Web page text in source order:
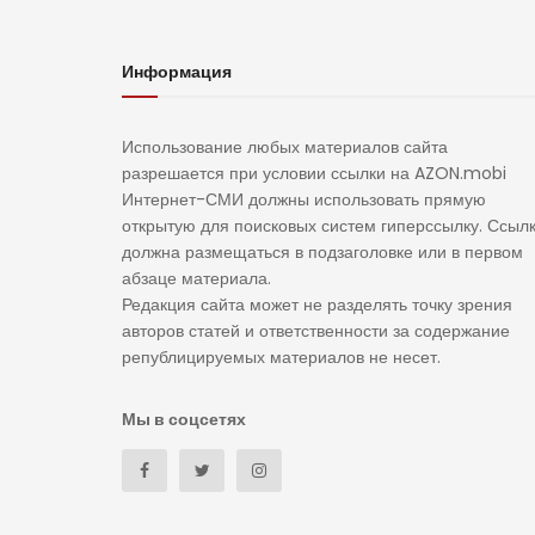
Информация
Использование любых материалов сайта
разрешается при условии ссылки на AZON.mobi
Интернет-СМИ должны использовать прямую
открытую для поисковых систем гиперссылку.
должна размещаться в подзаголовке или в первом
абзаце материала.
Редакция сайта может не разделять точку зрения
авторов статей и ответственности за содержание
републицируемых материалов не несет.
Мы в соцсетях